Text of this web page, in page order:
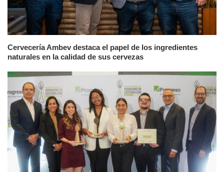
Cervecería Ambev destaca el papel de los ingredientes
naturales en la calidad de sus cervezas